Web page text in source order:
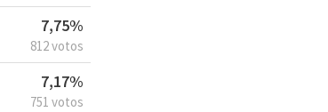
7,75%
812 votos
7,17%
751 votos